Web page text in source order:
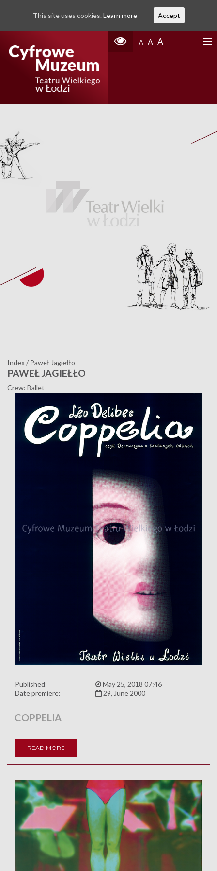
A A A
Index/ Paweł Jagiełło
PAWEŁ JAGIEŁŁO
Crew: Ballet
Published:
May 25, 2018 07:46
Date premiere:
29, June 2000
COPPELIA
READ MORE
This site uses cookies. Learn more Accept